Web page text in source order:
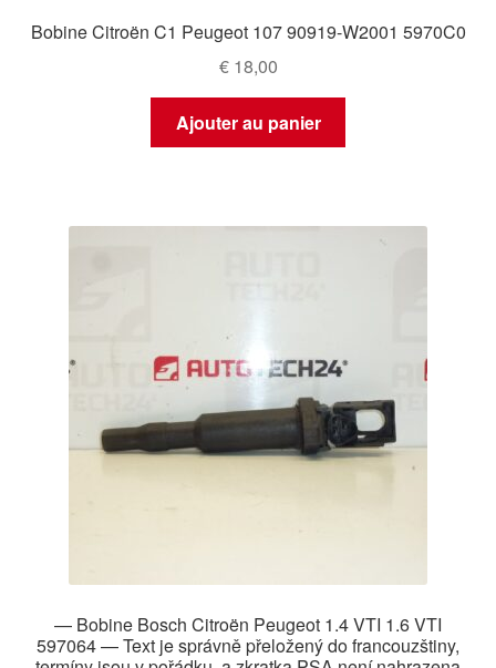
Bobine Citroën C1 Peugeot 107 90919-W2001 5970C0
€18,00
Ajouter au panier
— Bobine Bosch Citroën Peugeot 1.4 VTI 1.6 VTI
597064 — Text je správně přeložený do francouzštiny,